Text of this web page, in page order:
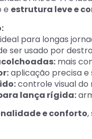
e estrutura leve e
ideal para longas
ser usado por
mais
aplicação precisa
controle visual do
lança rígida:
e conforto,